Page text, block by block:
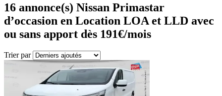
16 annonce(s) Nissan Primastar
d’occasion en Location LOA et LLD avec
ou sans apport dès 191€/mois
Trier par